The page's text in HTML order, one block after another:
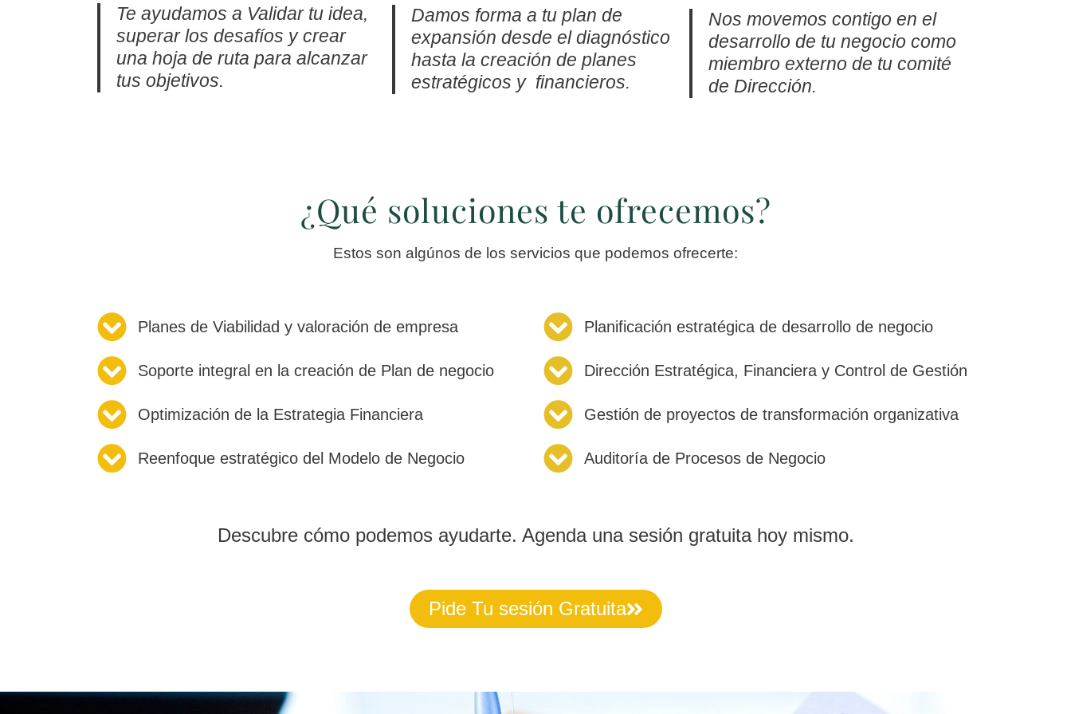
Te ayudamos a Validar tu idea,
superar los desafíos y crear
una hoja de ruta para alcanzar
tus objetivos.
Damos forma a tu plan de
expansión desde el diagnóstico
hasta la creación de planes
estratégicos y financieros.
Nos movemos contigo en el
desarrollo de tu negocio como
miembro externo de tu comité
de Dirección.
¿Qué soluciones te ofrecemos?
Estos son algúnos de los servicios que podemos ofrecerte:
Planes de Viabilidad y valoración de empresa
Soporte integral en la creación de Plan de negocio
Optimización de la Estrategia Financiera
Reenfoque estratégico del Modelo de Negocio
Planificación estratégica de desarrollo de negocio
Dirección Estratégica, Financiera y Control de Gestión
Gestión de proyectos de transformación organizativa
Auditoría de Procesos de Negocio
Descubre cómo podemos ayudarte. Agenda una sesión gratuita hoy mismo.
Pide Tu sesión Gratuita